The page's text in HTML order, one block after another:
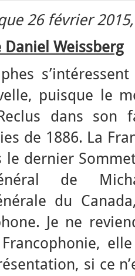
26 février
Weissberg
puisque le
dans son
de 1886. La
le dernier
de
du
Je ne
si ce